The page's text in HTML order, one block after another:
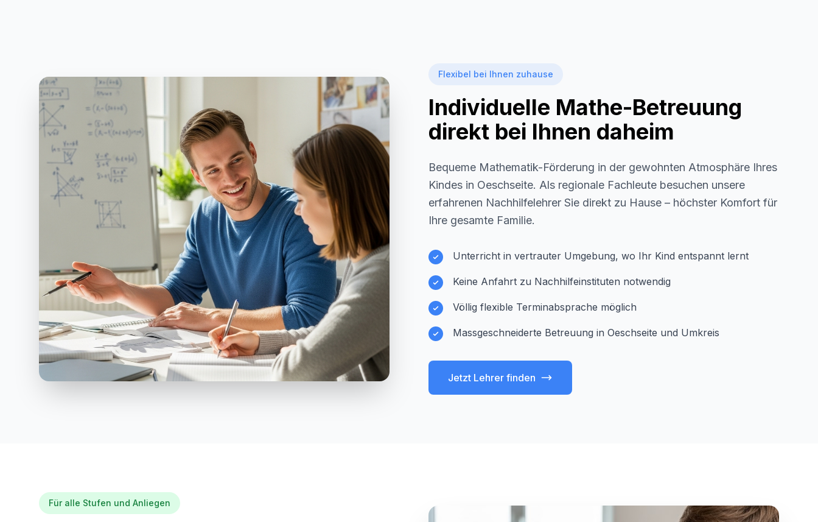
Flexibel bei Ihnen zuhause
Individuelle Mathe-Betreuung
direkt bei Ihnen daheim
Bequeme Mathematik-Förderung in der gewohnten Atmosphäre Ihres
Kindes in Oeschseite. Als regionale Fachleute besuchen unsere
erfahrenen Nachhilfelehrer Sie direkt zu Hause – höchster Komfort für
Ihre gesamte Familie.
Unterricht in vertrauter Umgebung, wo Ihr Kind entspannt lernt
Keine Anfahrt zu Nachhilfeinstituten notwendig
Völlig flexible Terminabsprache möglich
Massgeschneiderte Betreuung in Oeschseite und Umkreis
Jetzt Lehrer finden
Für alle Stufen und Anliegen